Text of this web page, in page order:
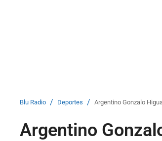
Blu Radio / Deportes / Argentino Gonzalo
Argentino